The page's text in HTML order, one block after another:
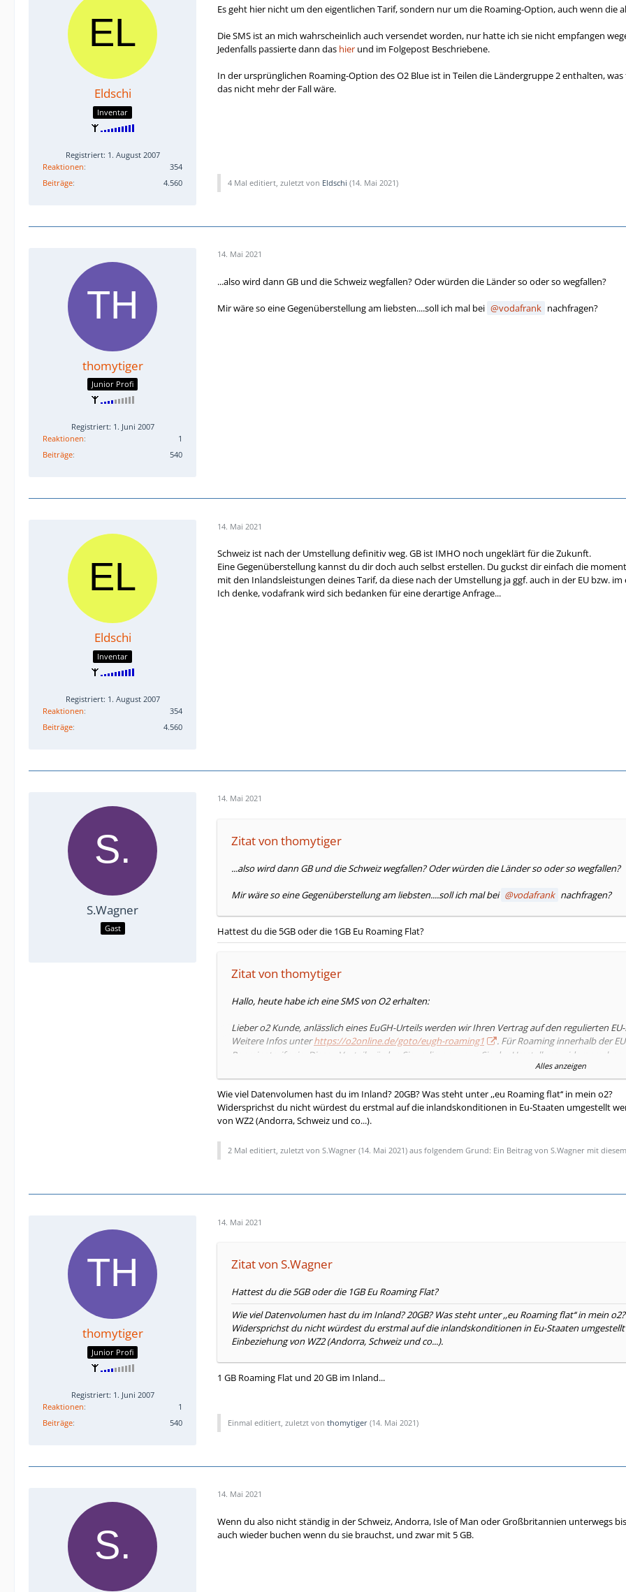
Eldschi
Inventar
Registriert: 1. August 2007
Reaktionen
354
Beiträge
4.560
Es geht hier nicht um den eigentlichen Tarif, sondern nur um die Roaming-Option, auch wenn die
Die SMS ist an mich wahrscheinlich auch versendet worden, nur hatte ich sie nicht empfangen
Jedenfalls passierte dann das hier und im Folgepost Beschriebene.
In der ursprünglichen Roaming-Option des O2 Blue ist in Teilen die Ländergruppe 2 enthalten,
das nicht mehr der Fall wäre.
4 Mal editiert, zuletzt von Eldschi (14. Mai 2021)
thomytiger
Junior Profi
Registriert: 1. Juni 2007
Reaktionen
1
Beiträge
540
14. Mai 2021
...also wird dann GB und die Schweiz wegfallen? Oder würden die Länder so oder so wegfallen?
Mir wäre so eine Gegenüberstellung am liebsten....soll ich mal bei vodafrank nachfragen?
Eldschi
Inventar
Registriert: 1. August 2007
Reaktionen
354
Beiträge
4.560
14. Mai 2021
Schweiz ist nach der Umstellung definitiv weg. GB ist IMHO noch ungeklärt für die Zukunft.
Eine Gegenüberstellung kannst du dir doch auch selbst erstellen. Du guckst dir einfach die
mit den Inlandsleistungen deines Tarif, da diese nach der Umstellung ja ggf. auch in der EU bzw.
Ich denke, vodafrank wird sich bedanken für eine derartige Anfrage...
S.Wagner
Gast
14. Mai 2021
Zitat von thomytiger
...also wird dann GB und die Schweiz wegfallen? Oder würden die Länder so oder so wegfallen?
Mir wäre so eine Gegenüberstellung am liebsten....soll ich mal bei vodafrank nachfragen?
Hattest du die 5GB oder die 1GB Eu Roaming Flat?
Zitat von thomytiger
Hallo, heute habe ich eine SMS von O2 erhalten:
Lieber o2 Kunde, anlässlich eines EuGH-Urteils werden wir Ihren Vertrag auf den regulierten
Weitere Infos unterhttps://o2online.de/goto/eugh-roaming1
. Für Roaming innerhalb der
Roamingtarif sein. Diesen Vorteil würden Sie verlieren, wenn Sie der Umstellung
als in Ihrem aktuellen Tarif entstehen. Um zu widersprechen und damit im aktuellen Tarif zu
diese SMS. Ihr o2 Team
Wo kann ich vergleichen, was nach der Umstellung enthalten wäre/ist?
In meinem Account sehe ich, so wie von O2 beschrieben, den Vergleich nicht.
Kennt sich jemand von Euch aus? Womit fahre ich besser?
Thomytiger
Alles anzeigen
Wie viel Datenvolumen hast du im Inland? 20GB? Was steht unter ,,eu Roaming flat‘‘ in mein o2?
Widersprichst du nicht würdest du erstmal auf die inlandskonditionen in Eu-Staaten umgestellt
von WZ2 (Andorra, Schweiz und co...).
2 Mal editiert, zuletzt von S.Wagner (14. Mai 2021) aus folgendem Grund: Ein Beitrag von S.Wagner mit
thomytiger
Junior Profi
Registriert: 1. Juni 2007
Reaktionen
1
Beiträge
540
14. Mai 2021
Zitat von S.Wagner
Hattest du die 5GB oder die 1GB Eu Roaming Flat?
Wie viel Datenvolumen hast du im Inland? 20GB? Was steht unter ,,eu Roaming flat‘‘ in mein o2?
Widersprichst du nicht würdest du erstmal auf die inlandskonditionen in Eu-Staaten
Einbeziehung von WZ2 (Andorra, Schweiz und co...).
1 GB Roaming Flat und 20 GB im Inland...
Einmal editiert, zuletzt von thomytiger (14. Mai 2021)
14. Mai 2021
Wenn du also nicht ständig in der Schweiz, Andorra, Isle of Man oder Großbritannien unterwegs
auch wieder buchen wenn du sie brauchst, und zwar mit 5 GB.